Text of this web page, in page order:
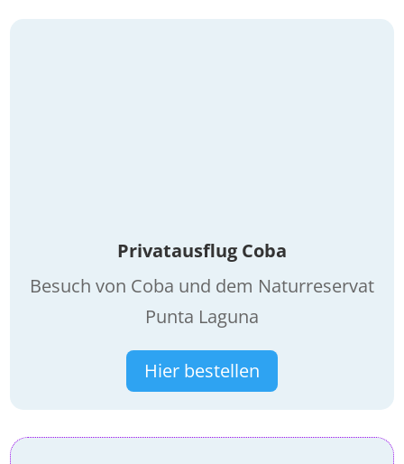
Privatausflug Coba
Besuch von Coba und dem Naturreservat
Punta Laguna
Hier bestellen